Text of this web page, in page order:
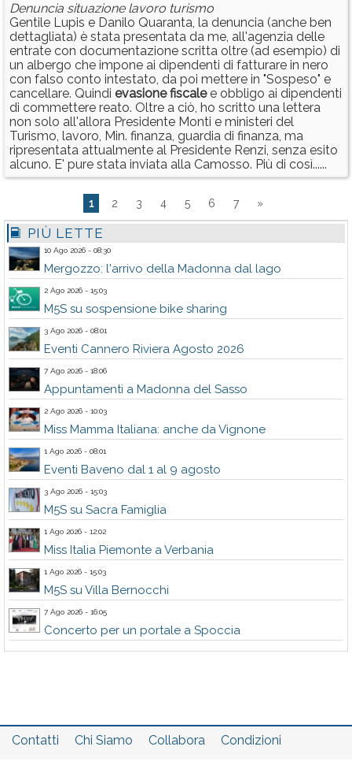
Denuncia situazione lavoro turismo
Gentile Lupis e Danilo Quaranta, la denuncia (anche ben
dettagliata) è stata presentata da me, all'agenzia delle
entrate con documentazione scritta oltre (ad esempio) di
un albergo che impone ai dipendenti di fatturare in nero
con falso conto intestato, da poi mettere in "Sospeso" e
cancellare. Quindi evasione fiscalee obbligo ai dipendenti
di commettere reato. Oltre a ciò, ho scritto una lettera
non solo all'allora Presidente Monti e ministeri del
Turismo, lavoro, Min. finanza, guardia di finanza, ma
ripresentata attualmente al Presidente Renzi, senza esito
alcuno. E' pure stata inviata alla Camosso. Più di così......
1 2 3 4 5 6 7 »
PIÙ LETTE
10 Ago 2026 - 08:30
Mergozzo: l'arrivo della Madonna dal lago
2 Ago 2026 - 15:03
M5S su sospensione bike sharing
3 Ago 2026 - 08:01
Eventi Cannero Riviera Agosto 2026
7 Ago 2026 - 18:06
Appuntamenti a Madonna del Sasso
2 Ago 2026 - 10:03
Miss Mamma Italiana: anche da Vignone
1 Ago 2026 - 08:01
Eventi Baveno dal 1 al 9 agosto
3 Ago 2026 - 15:03
M5S su Sacra Famiglia
1 Ago 2026 - 12:02
Miss Italia Piemonte a Verbania
1 Ago 2026 - 15:03
M5S su Villa Bernocchi
7 Ago 2026 - 16:05
Concerto per un portale a Spoccia
Contatti Chi Siamo Collabora
Condizioni